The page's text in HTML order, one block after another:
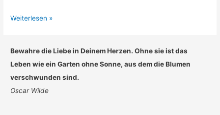
Kältewoche
ist
vorbei!
Blütenbilder
Weiterlesen »
Bewahre die Liebe in Deinem Herzen. Ohne sie ist das
Leben wie ein Garten ohne Sonne, aus dem die Blumen
verschwunden sind.
Oscar Wilde